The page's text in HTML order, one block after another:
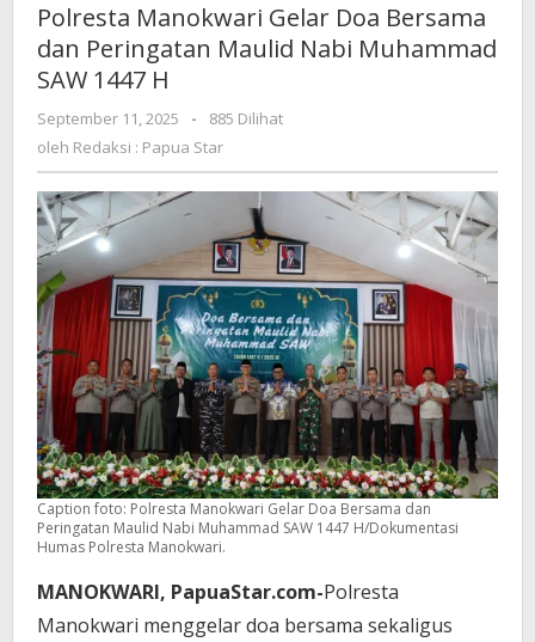
Doa
Bersama
Muhammad
SAW
1447
Polresta Manokwari Gelar Doa Bersama
dan Peringatan Maulid Nabi Muhammad
SAW 1447 H
September 11, 2025
oleh
Redaksi
-
885 Dilihat
oleh Redaksi : Papua Star
Caption foto: Polresta Manokwari Gelar Doa Bersama dan
Peringatan Maulid Nabi Muhammad SAW 1447 H/Dokumentasi
Humas Polresta Manokwari.
MANOKWARI, PapuaStar.com-Polresta
Manokwari menggelar doa bersama sekaligus